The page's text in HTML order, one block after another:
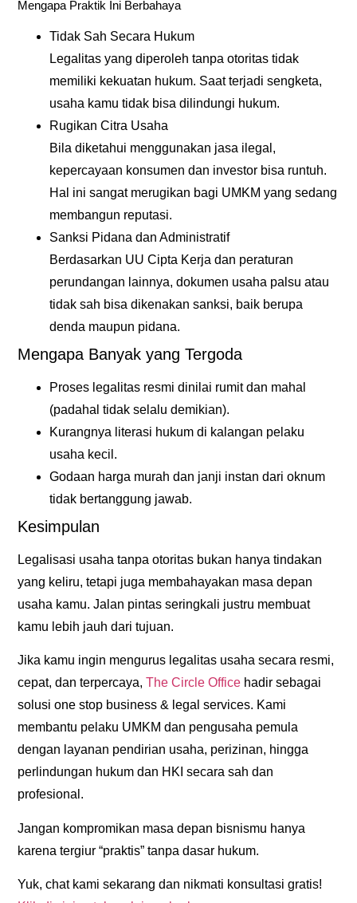
Mengapa Praktik Ini Berbahaya
Tidak Sah Secara Hukum
Legalitas yang diperoleh tanpa otoritas tidak
memiliki kekuatan hukum. Saat terjadi sengketa,
usaha kamu tidak bisa dilindungi hukum.
Rugikan Citra Usaha
Bila diketahui menggunakan jasa ilegal,
kepercayaan konsumen dan investor bisa runtuh.
Hal ini sangat merugikan bagi UMKM yang sedang
membangun reputasi.
Sanksi Pidana dan Administratif
Berdasarkan UU Cipta Kerja dan peraturan
perundangan lainnya, dokumen usaha palsu atau
tidak sah bisa dikenakan sanksi, baik berupa
denda maupun pidana.
Mengapa Banyak yang Tergoda
Proses legalitas resmi dinilai rumit dan mahal
(padahal tidak selalu demikian).
Kurangnya literasi hukum di kalangan pelaku
usaha kecil.
Godaan harga murah dan janji instan dari oknum
tidak bertanggung jawab.
Kesimpulan
Legalisasi usaha tanpa otoritas bukan hanya tindakan
yang keliru, tetapi juga membahayakan masa depan
usaha kamu. Jalan pintas seringkali justru membuat
kamu lebih jauh dari tujuan.
Jika kamu ingin mengurus legalitas usaha secara resmi,
cepat, dan terpercaya,The Circle Office hadir sebagai
solusi one stop business & legal services. Kami
membantu pelaku UMKM dan pengusaha pemula
dengan layanan pendirian usaha, perizinan, hingga
perlindungan hukum dan HKI secara sah dan
profesional.
Jangan kompromikan masa depan bisnismu hanya
karena tergiur “praktis” tanpa dasar hukum.
Yuk, chat kami sekarang dan nikmati konsultasi gratis!